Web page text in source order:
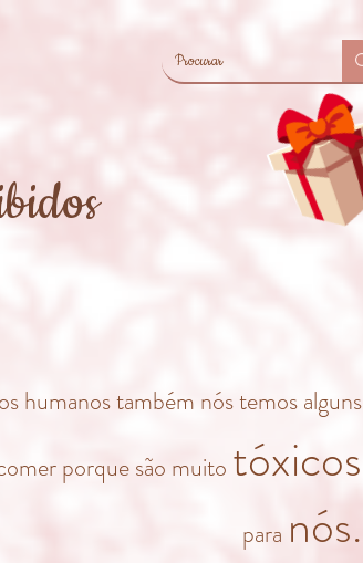
humanos também nós temos alguns
porque são muito tóxicos
para nós.